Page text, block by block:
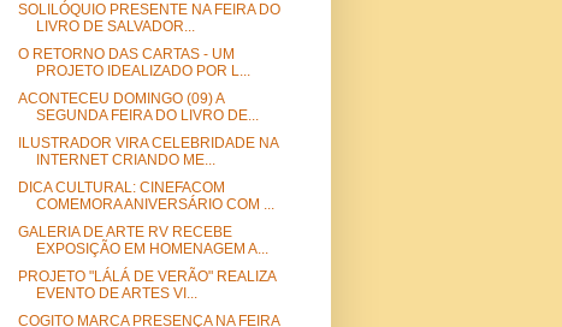
SOLILÓQUIO PRESENTE NA FEIRA DO
LIVRO DE SALVADOR...
O RETORNO DAS CARTAS - UM
PROJETO IDEALIZADO POR L...
ACONTECEU DOMINGO (09) A
SEGUNDA FEIRA DO LIVRO DE...
ILUSTRADOR VIRA CELEBRIDADE NA
INTERNET CRIANDO ME...
DICA CULTURAL: CINEFACOM
COMEMORA ANIVERSÁRIO COM ...
GALERIA DE ARTE RV RECEBE
EXPOSIÇÃO EM HOMENAGEM A...
PROJETO "LÁLÁ DE VERÃO" REALIZA
EVENTO DE ARTES VI...
COGITO MARCA PRESENÇA NA FEIRA